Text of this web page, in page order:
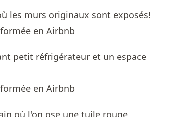
les murs originaux sont exposés!
petit réfrigérateur et un espace
où l'on ose une tuile rouge